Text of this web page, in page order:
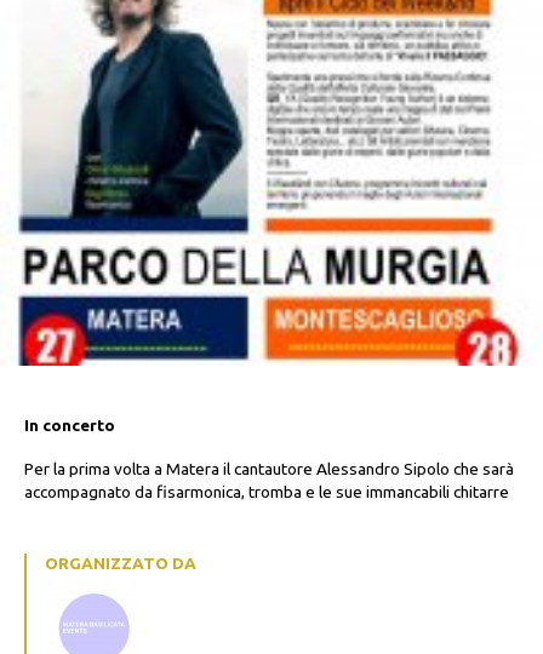
In concerto
Per la prima volta a Matera il cantautore Alessandro Sipolo che sarà
accompagnato da fisarmonica, tromba e le sue immancabili chitarre
ORGANIZZATO DA